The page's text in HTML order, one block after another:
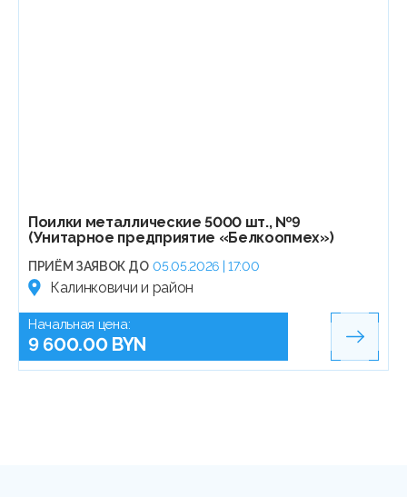
Поилки металлические 5000 шт., №9
(Унитарное предприятие «Белкоопмех»)
ПРИЁМ ЗАЯВОК ДО 05.05.2026 | 17:00
Калинковичи и район
Начальная цена:
9 600.00 BYN